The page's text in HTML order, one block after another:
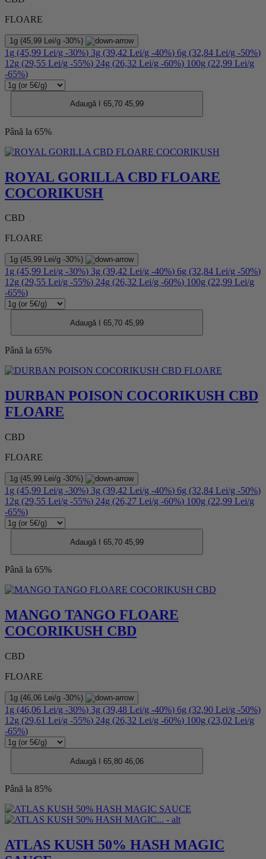
FLOARE
1g (45,99 Lei/g -30%)
1g (45,99 Lei/g -30%) 3g (39,42 Lei/g -40%) 6g (32,84 Lei/g -50%)
12g (29,55 Lei/g -55%) 24g (26,32 Lei/g -60%) 100g (22,99 Lei/g
-65%)
Adaugă I 65,70 45,99
Până la 65%
ROYAL GORILLA CBD FLOARE
COCORIKUSH
CBD
FLOARE
1g (45,99 Lei/g -30%)
1g (45,99 Lei/g -30%) 3g (39,42 Lei/g -40%) 6g (32,84 Lei/g -50%)
12g (29,55 Lei/g -55%) 24g (26,32 Lei/g -60%) 100g (22,99 Lei/g
-65%)
Adaugă I 65,70 45,99
Până la 65%
DURBAN POISON COCORIKUSH CBD
FLOARE
CBD
FLOARE
1g (45,99 Lei/g -30%)
1g (45,99 Lei/g -30%) 3g (39,42 Lei/g -40%) 6g (32,84 Lei/g -50%)
12g (29,55 Lei/g -55%) 24g (26,27 Lei/g -60%) 100g (22,99 Lei/g
-65%)
Adaugă I 65,70 45,99
Până la 65%
MANGO TANGO FLOARE
COCORIKUSH CBD
CBD
FLOARE
1g (46,06 Lei/g -30%)
1g (46,06 Lei/g -30%) 3g (39,48 Lei/g -40%) 6g (32,90 Lei/g -50%)
12g (29,61 Lei/g -55%) 24g (26,32 Lei/g -60%) 100g (23,02 Lei/g
-65%)
Adaugă I 65,80 46,06
Până la 85%
ATLAS KUSH 50% HASH MAGIC